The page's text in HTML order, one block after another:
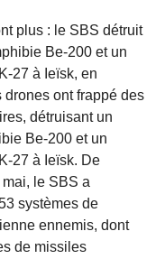
plus : le SBS détruit
Be-200 et un
27 à Ieïsk, en
drones ont frappé des
détruisant un
Be-200 et un
27 à Ieïsk. De
le SBS a
systèmes de
ennemis, dont
de missiles